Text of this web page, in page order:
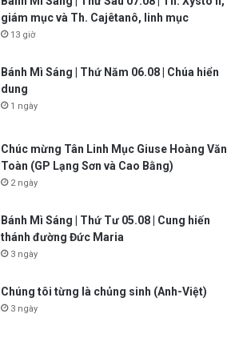
giám mục và Th. Cajêtanô, linh mục
13 giờ
Bánh Mì Sáng | Thứ Năm 06.08 | Chúa hiển
dung
1 ngày
Chúc mừng Tân Linh Mục Giuse Hoàng Văn
Toàn (GP Lạng Sơn và Cao Bằng)
2 ngày
Bánh Mì Sáng | Thứ Tư 05.08 | Cung hiến
thánh đường Đức Maria
3 ngày
Chúng tôi từng là chủng sinh (Anh-Việt)
3 ngày